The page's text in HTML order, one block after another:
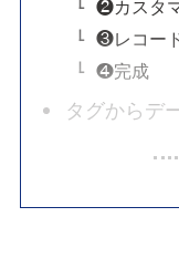
❷カスタ
❸レコー
❹完成
タグからデ